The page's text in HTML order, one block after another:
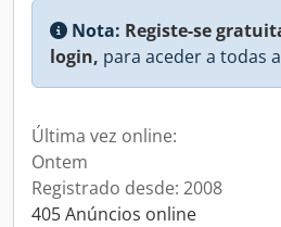
Nota: Registe-se
login, para aceder a todas
Última vez online:
Ontem
Registrado desde: 2008
405 Anúncios online